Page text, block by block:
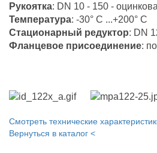
Рукоятка: DN 10 - 150 -
Температура: -30° С ...+200° С
Стационарный редуктор: DN
Фланцевое присоединение:
Смотреть технические
Вернуться в каталог <